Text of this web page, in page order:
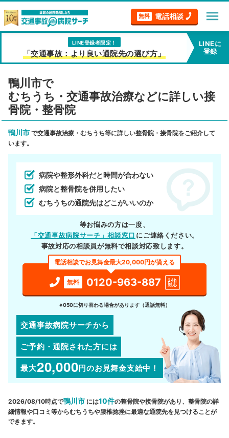
無料 電話相談 menu
LINE登録者限定！
「交通事故：より良い通院先の選び方」
LINEに
登録
鴨川市で
むちうち・交通事故治療などに詳しい接
骨院・整骨院
鴨川市 で交通事故治療・むちうち等に詳しい整骨院・接骨院をご紹介して
います。
病院や整形外科だと時間が合わない
病院と整骨院を併用したい
むちうちの通院先はどこがいいのか
等お悩みの方は一度、
「交通事故病院サーチ」相談窓口 にご連絡ください。
事故対応の相談員が無料で相談対応致します。
電話相談でお見舞金最大20,000円が貰える
無料 0120-963-887
24h
対応
※050に切り替わる場合があります（通話無料）
交通事故病院サーチから
ご予約・通院された方には
最大20,000円のお見舞金支給中！
2026/08/10時点で鴨川市 には10件の整骨院や接骨院があり、整骨院の詳
細情報や口コミ等からむちうちや腰椎捻挫に最適な通院先を見つけることが
できます。